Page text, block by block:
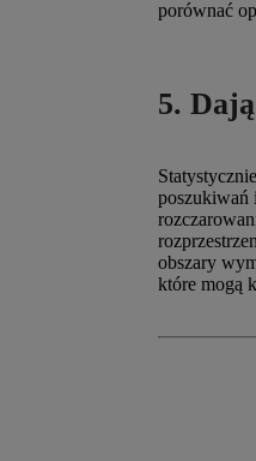
porównać
5.
poszukiwań
obszary
które mogą